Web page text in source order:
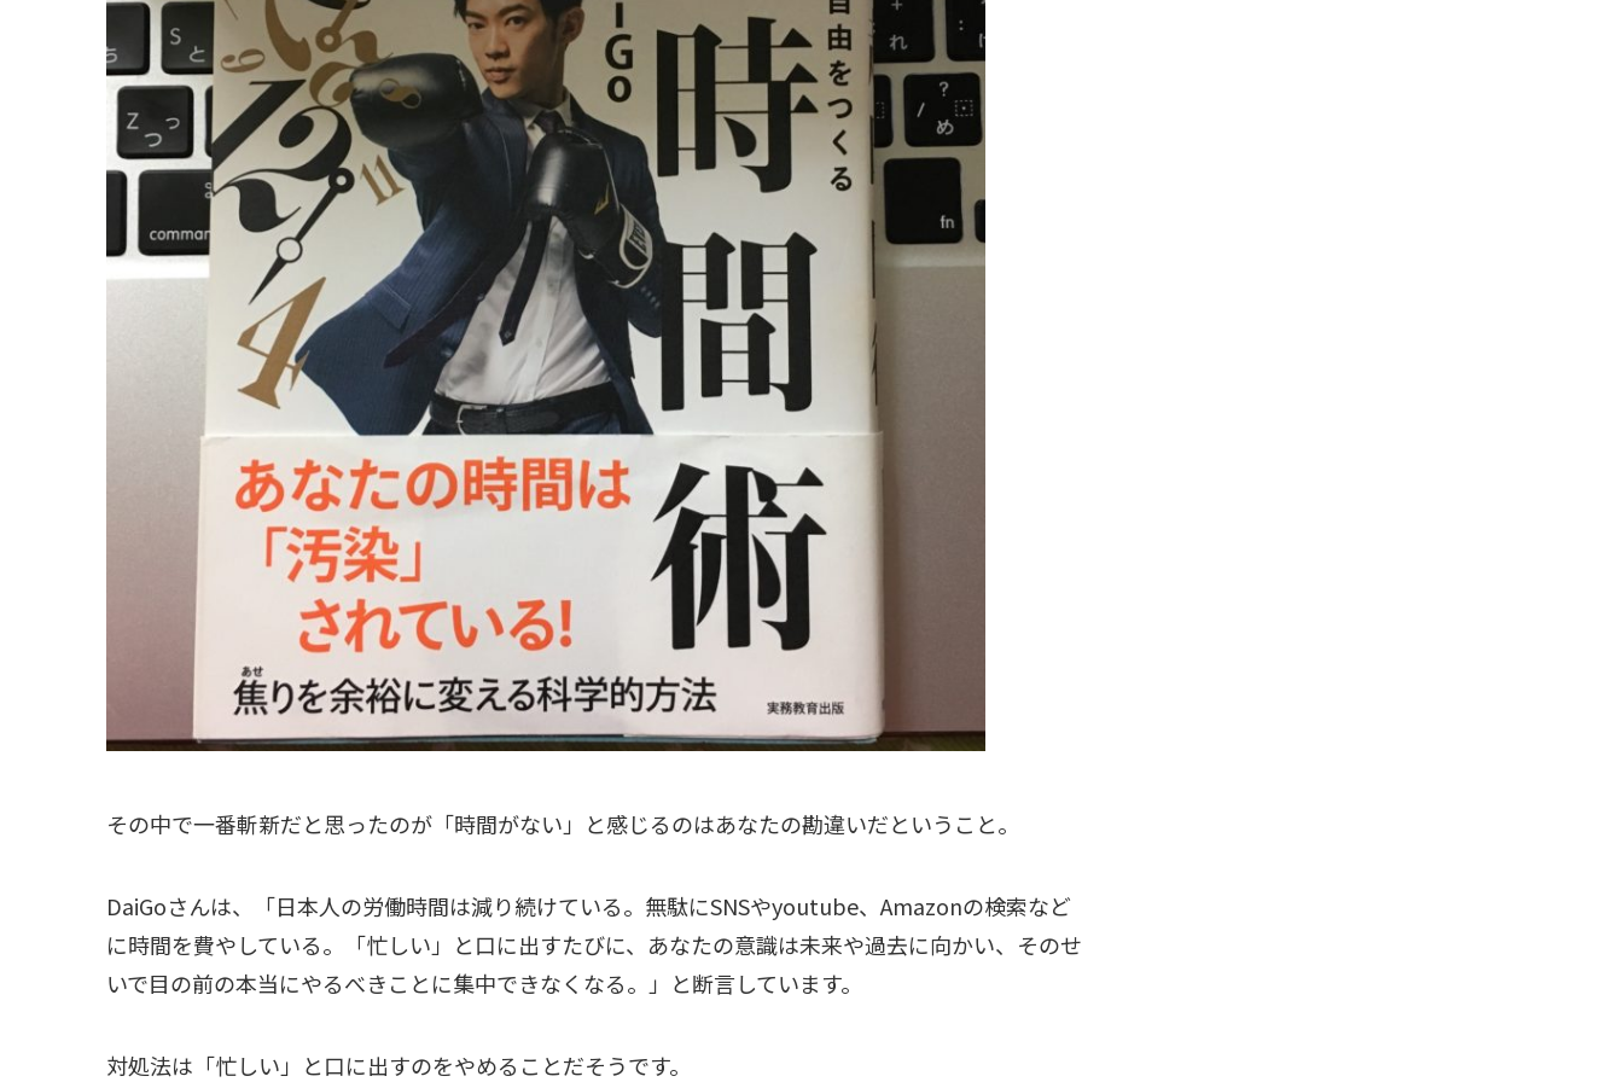
その中で一番斬新だと思ったのが「時間がない」と感じるのはあなたの勘違いだということ。
DaiGoさんは、「日本人の労働時間は減り続けている。無駄にSNSやyoutube、Amazonの検索など
に時間を費やしている。「忙しい」と口に出すたびに、あなたの意識は未来や過去に向かい、そのせ
いで目の前の本当にやるべきことに集中できなくなる。」と断言しています。
対処法は「忙しい」と口に出すのをやめることだそうです。